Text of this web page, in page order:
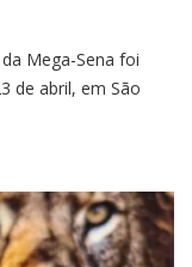
Mega-Sena foi
de abril, em São